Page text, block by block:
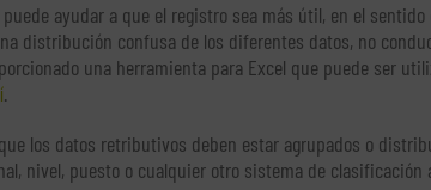
ayudar a que el registro sea más útil, en el
distribución confusa de los diferentes datos, no
una herramienta para Excel que puede ser
.
los datos retributivos deben estar agrupados o
nivel, puesto o cualquier otro sistema de clasificación